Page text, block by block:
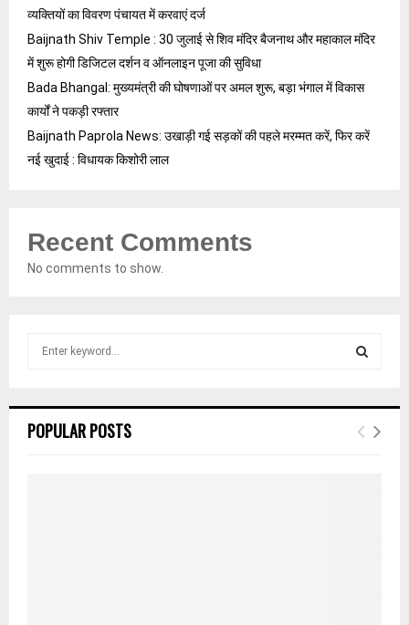
व्यक्तियों का विवरण पंचायत में करवाएं दर्ज
Baijnath Shiv Temple : 30 जुलाई से शिव मंदिर बैजनाथ और महाकाल मंदिर
में शुरू होगी डिजिटल दर्शन व ऑनलाइन पूजा की सुविधा
Bada Bhangal: मुख्यमंत्री की घोषणाओं पर अमल शुरू, बड़ा भंगाल में विकास
कार्यों ने पकड़ी रफ्तार
Baijnath Paprola News: उखाड़ी गई सड़कों की पहले मरम्मत करें, फिर करें
नई खुदाई : विधायक किशोरी लाल
Recent Comments
No comments to show.
h
E
POPULAR POSTS